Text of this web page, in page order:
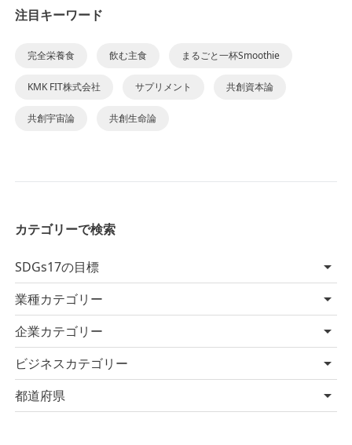
注目キーワード
完全栄養食 飲む主食 まるごと一杯Smoothie
KMK FIT株式会社 サプリメント 共創資本論
共創宇宙論 共創生命論
カテゴリーで検索
SDGs17の目標
業種カテゴリー
企業カテゴリー
ビジネスカテゴリー
都道府県